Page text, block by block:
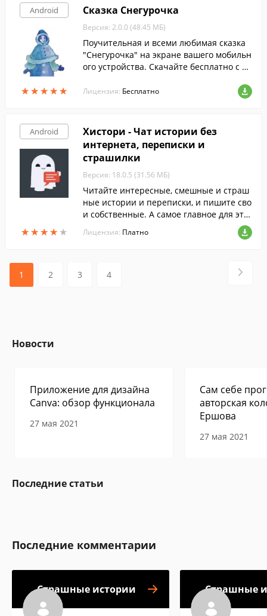
Android
★★★★★
★★★★★
Сказка Снегурочка
Версия: 2.0.0 (48.45 МБ)
Поучительная и всеми любимая сказка
"Снегурочка" на экране вашего мобильн
ого устройства. Скачайте бесплатно с Fr
Лицензия: Бесплатно
Android
★★★★ ★
★★★★ ★
Хистори - Чат истории без
интернета, переписки и
страшилки
Версия: 18.0.5 (31.56 МБ)
Читайте интересные, смешные и страш
ные истории и переписки, и пишите сво
и собственные. А самое главное для этог
Лицензия: Платно
1 2 3 4
Новости
Приложение для дизайна
Canva: обзор функционала
27 мая 2021
Сам себе
авторская
Ершова
27 мая 2021
Последние статьи
Последние комментарии
Страшные истории Страшные